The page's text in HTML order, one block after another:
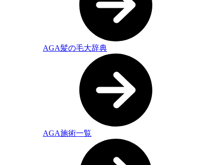
AGA髪の毛大辞典
AGA施術一覧